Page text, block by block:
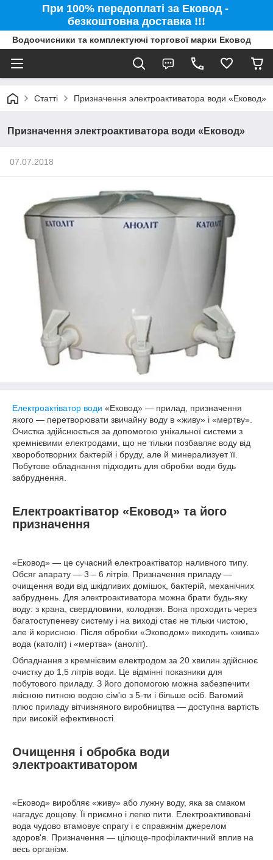
При 100% передоплаті за Ековод -
безкоштовна доставка !!!
Водоочисники та комплектуючі торгової марки Ековод
Статті Призначення электроактиватора води «Ековод»
Призначення электроактиватора води «Ековод»
07.07.2018
Електроактіватор води «Ековод» — прилад, призначення
якого — перетворювати звичайну воду в «живу» і «мертву».
Очистка здійснюється за допомогою унікальної системи з
кремнієвими електродами, що не тільки позбавляє воду від
хвороботворних бактерій і бруду, але й минерализует її.
Побутове обладнання підходить для обробки води будь
забруднення.
Електроактіватор «Ековод» та його
призначення
«Ековод» — це сучасний електроактіватор наливного типу.
Обсяг апарату — 3 – 6 літрів. Призначення приладу —
очищення води від шкідливих домішок, бактерій, механічних
забруднень. Для электроактиватора можна брати будь-яку
воду: з крана, свердловини, колодязя. Вона проходить через
багатоступеневу систему і на виході стає не тільки чистою,
але й корисною. Після обробки «Эководом» виходить «жива»
вода (католіт) і «мертва» (аноліт).
Обладнання з кремнієвим електродом за 20 хвилин здійснює
очистку до 1,5 літрів води. Це відмінні показники для
побутового приладу. З його допомогою можна забезпечити
якісною питною водою сім'ю з 5-ти і більше осіб. Вагомий
плюс приладу вітчизняного виробництва — доступна вартість
при високій ефективності.
Очищення і обробка води
электроактиватором
«Ековод» виробляє «живу» або лужну воду, яка за смаком
нагадує дощову. Її приємно і легко пити. Електроактивовані
вода чудово втамовує спрагу і є справжнім джерелом
здоров'я. Призначення — цілюще-профілактичний вплив на
весь організм.